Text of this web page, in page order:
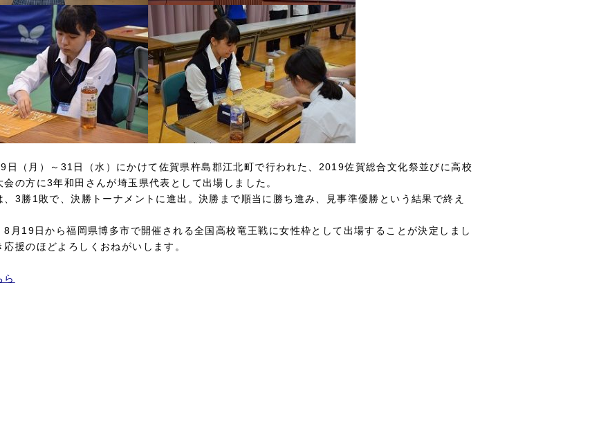
日（月）～31日（水）にかけて佐賀県杵島郡江北町で行われた、2019佐賀総合文化祭並びに高校
会の方に3年和田さんが埼玉県代表として出場しました。
、3勝1敗で、決勝トーナメントに進出。決勝まで順当に勝ち進み、見事準優勝という結果で終え
8月19日から福岡県博多市で開催される全国高校竜王戦に女性枠として出場することが決定しまし
応援のほどよろしくおねがいします。
ら